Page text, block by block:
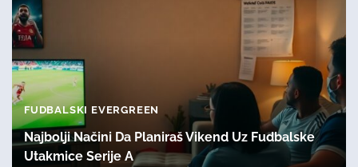
FUDBALSKI EVERGREEN
Najbolji Načini Da Planiraš Vikend Uz Fudbalske
Utakmice Serije A